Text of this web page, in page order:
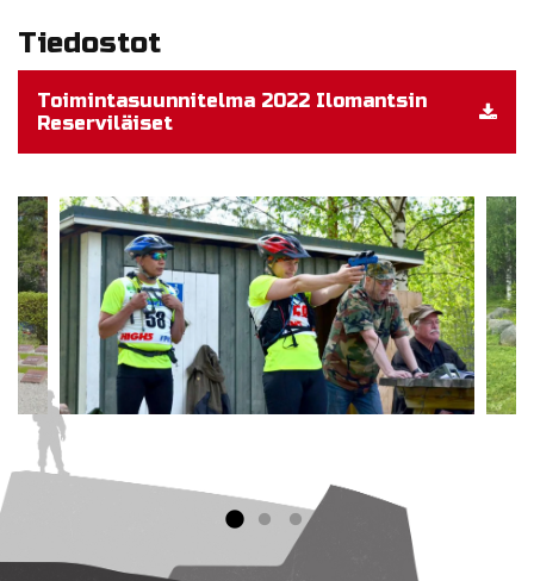
Tiedostot
Toimintasuunnitelma 2022 Ilomantsin
Reserviläiset